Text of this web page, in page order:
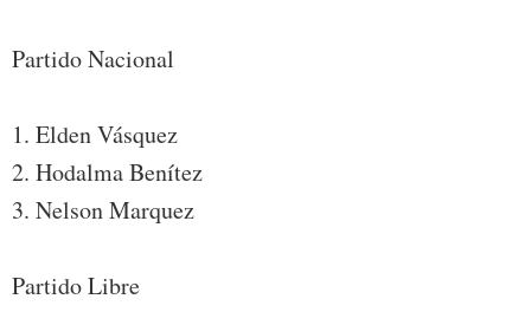
Partido Nacional
1. Elden Vásquez
2. Hodalma Benítez
3. Nelson Marquez
Partido Libre